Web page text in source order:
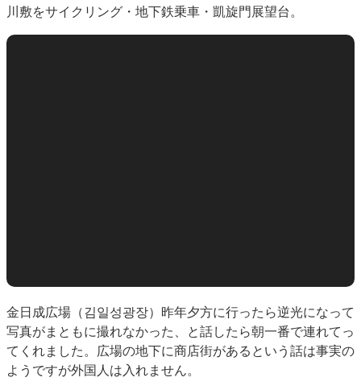
川敷をサイクリング・地下鉄乗車・凱旋門展望台。
金日成広場（김일성광장）昨年夕方に行ったら逆光になって
写真がまともに撮れなかった、と話したら朝一番で連れてっ
てくれました。広場の地下に商店街があるという話は事実の
ようですが外国人は入れません。